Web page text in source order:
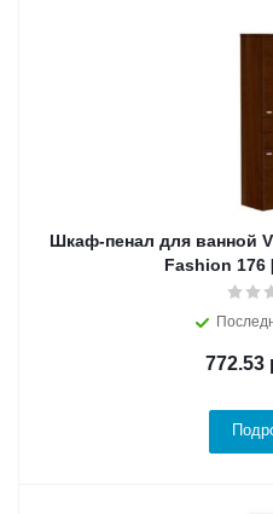
Шкаф-пенал для ванной
Fashion 176
772.53